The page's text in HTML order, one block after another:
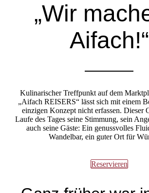
„Wir
Aifach!“
Kulinarischer Treffpunkt auf dem
„Aifach REISERS“ lässt sich mit einem
einzigen Konzept nicht erfassen. Dieser
Laufe des Tages seine Stimmung, sein
auch seine Gäste: Ein genussvolles
Wandelbar, ein guter Ort für
Reservieren